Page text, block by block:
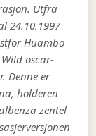
Utfra
24.10.1997
Huambo
oscar-
Denne er
holderen
zentel